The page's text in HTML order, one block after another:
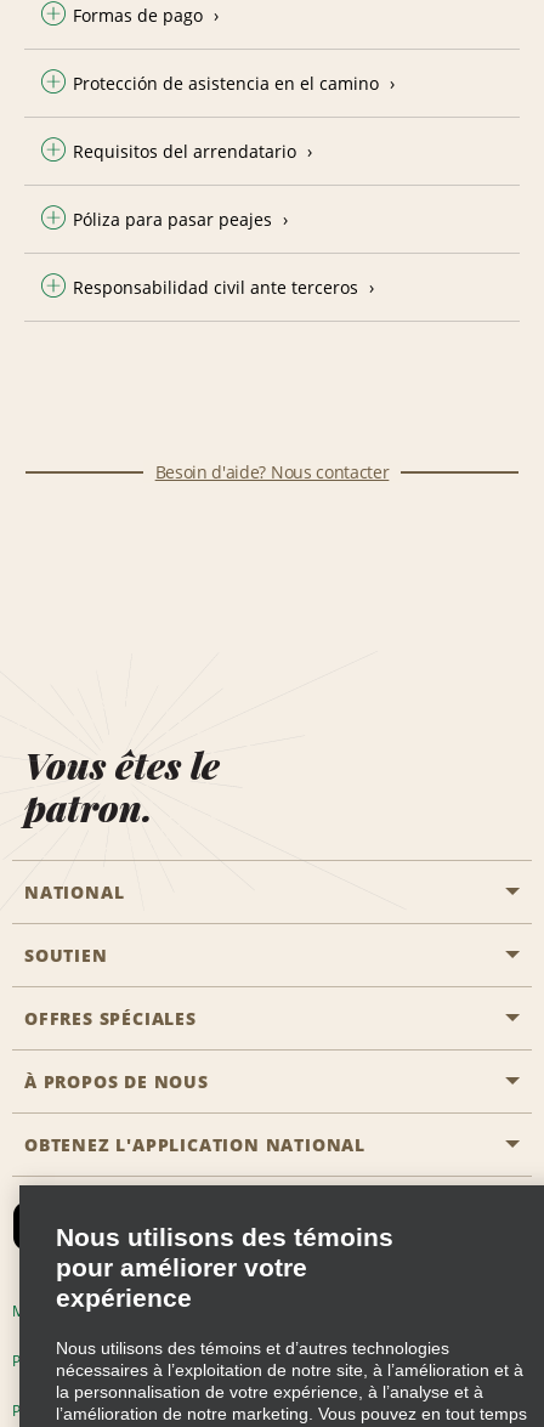
Formas de pago
Protección de asistencia en el camino
Requisitos del arrendatario
Póliza para pasar peajes
Responsabilidad civil ante terceros
Besoin d'aide? Nous contacter
Vous êtes le
patron.
NATIONAL
Aviation générale
Emplacements Emerald Aisle
Agents de voyage
Réserver un véhicule pour quelqu'un d'autre
Emerald Club se connecter
Emerald Club S'inscrire
Emerald Club Avantages
Emerald Club Services
SOUTIEN
Clients ayant un handicap
Nous contacter
FAQ
OFFRES SPÉCIALES
Toutes les offres
Abonnement aux courriels
À PROPOS DE NOUS
Histoire de l’entreprise
Responsabilité sociale
Occasions de franchise mondiales
Perspectives de carrière
OBTENEZ L'APPLICATION NATIONAL
Modalités d'utilisation
Politique sur les fichiers témoins
Pluriannuel d'accessibilité Choix de confidentialité
Nous utilisons des témoins
pour améliorer votre
expérience
Nous utilisons des témoins et d’autres technologies
nécessaires à l’exploitation de notre site, à l’amélioration et à
la personnalisation de votre expérience, à l’analyse et à
l’amélioration de notre marketing. Vous pouvez en tout temps